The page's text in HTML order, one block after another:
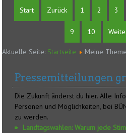
Start Zurück 1 2 3
9 10
Aktuelle Seite: Startseite Meine
Pressemitteilungen
Die Zukunft änderst du hier. Alle
Personen und Möglichkeiten, bei
zu werden.
Landtagswahlen: Warum jede